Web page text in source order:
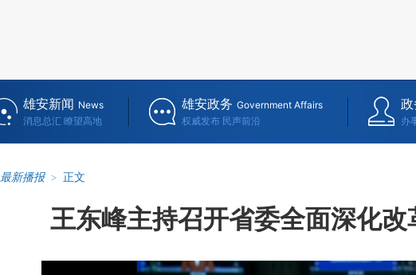
雄安新闻 News
消息总汇 瞭望高地
雄安政务 Government Affairs
权威发布 民声前沿
办
最新播报 > 正文
王东峰主持召开省委全面深化